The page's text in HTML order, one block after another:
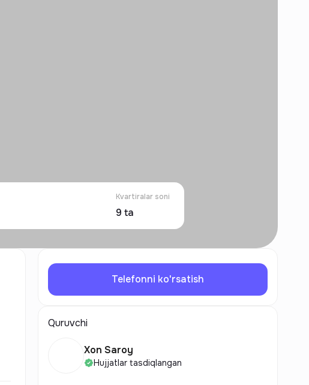
Kvartiralar soni
9 ta
Telefonni ko'rsatish
Quruvchi
Xon Saroy
Hujjatlar tasdiqlangan